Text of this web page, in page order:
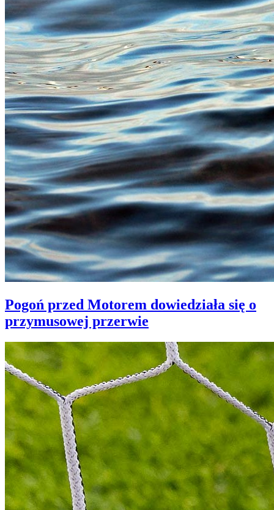
Pogoń przed Motorem dowiedziała się o
przymusowej przerwie